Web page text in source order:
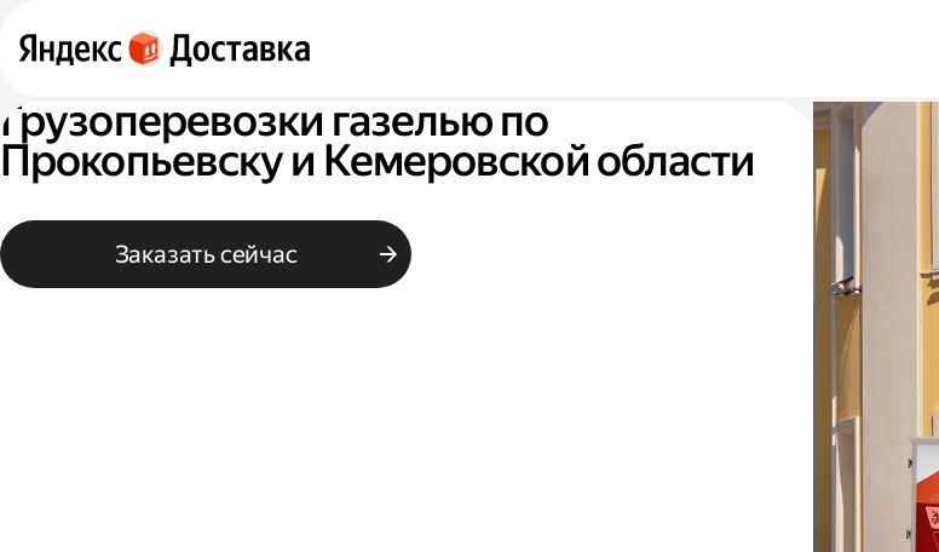
Грузоперевозки газелью по
Прокопьевску и Кемеровской области
Заказать сейчас